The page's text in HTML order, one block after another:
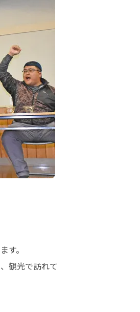
す。
観光で訪れて